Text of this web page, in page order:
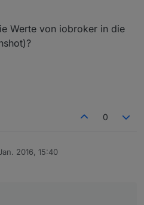
Werte von iobroker in die
0
2016, 15:40